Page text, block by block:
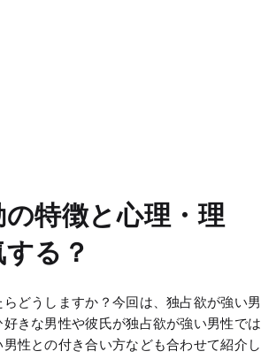
特徴と心理・理
る？
どうしますか？今回は、独占欲が強い男
きな男性や彼氏が独占欲が強い男性では
性との付き合い方なども合わせて紹介し